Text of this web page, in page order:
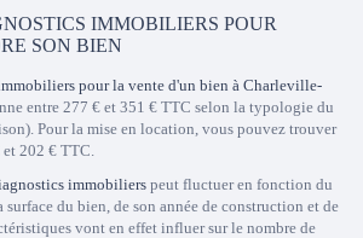
IMMOBILIERS POUR
SON BIEN
pour la vente d'un bien à Charleville-
entre 277 € et 351 € TTC selon la typologie du
Pour la mise en location, vous pouvez trouver
202 € TTC.
immobiliers peut fluctuer en fonction du
du bien, de son année de construction et de
vont en effet influer sur le nombre de